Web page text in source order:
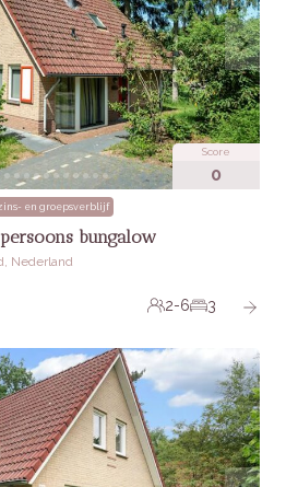
voor gezinnen met
opgemaakt bij aankomst,
Score
0
en groepsverblijf
bungalow
Nederland
2-6 3